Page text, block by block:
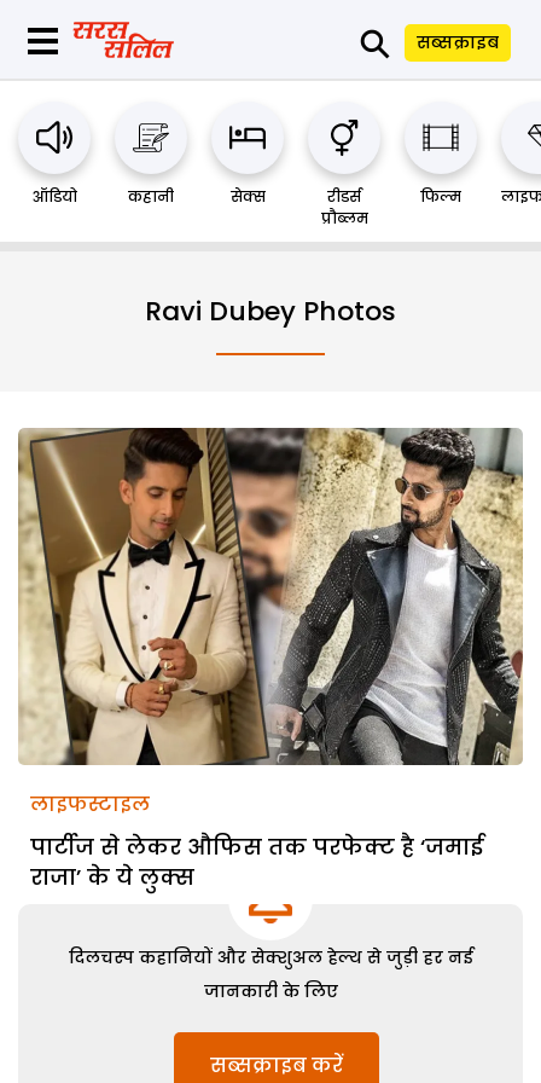
⚲ सब्सक्राइब
ऑडियो कहानी सेक्स
रीडर्स
प्रौब्लम
फिल्म
Ravi Dubey Photos
लाइफस्टाइल
पार्टीज से लेकर औफिस तक परफेक्ट है ‘जमाई
राजा’ के ये लुक्स
दिलचस्प कहानियों और सेक्शुअल हेल्थ से जुड़ी हर नई
जानकारी के लिए
सब्सक्राइब करें